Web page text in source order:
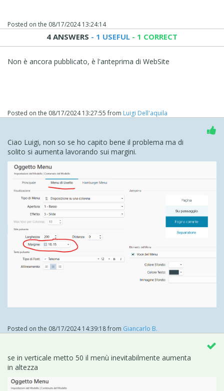
Posted on the 08/17/2024 13:24:14
4 ANSWERS - 1 USEFUL - 1 CORRECT
Non è ancora pubblicato, è l'anteprima di WebSite
Posted on the 08/17/2024 13:27:55from Luigi Dell'aquila
Ciao Luigi, non so se ho capito bene il problema ma di
solito si aumenta lavorando sui margini.
Posted on the 08/17/2024 14:39:18from Giancarlo B.
se in verticale metto 50 il menù inevitabilmente aumenta
in altezza